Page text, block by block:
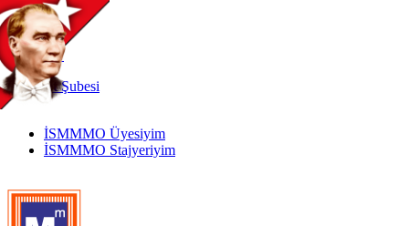
TR
|
EN
İnternetŞubesi
İSMMMO Üyesiyim
İSMMMO Stajyeriyim